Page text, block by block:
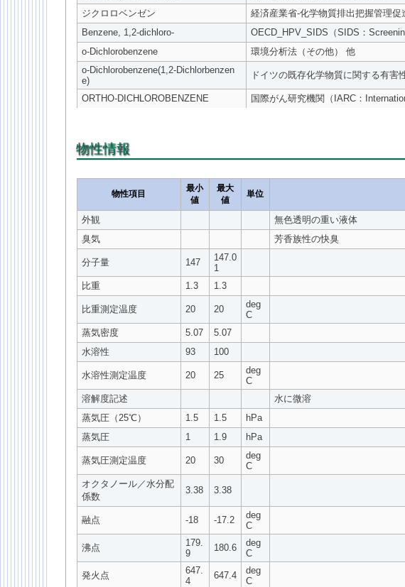
ジクロロベンゼン
経済産業省-化学物質排出把握管理促
Benzene, 1,2-dichloro-
OECD_HPV_SIDS（SIDS：
o-Dichlorobenzene
環境分析法（その他） 他
o-Dichlorobenzene(1,2-Dichlorbenzen
e)
ドイツの既存化学物質に関する有害
ORTHO-DICHLOROBENZENE 国際がん研究機関（IARC：
物性情報
物性項目
最小
値
最大
値
単位
外観 無色透明の重い液体
臭気
芳香族性の快臭
分子量 147
147.0
1
比重 1.3 1.3
比重測定温度 20 20
deg
C
蒸気密度 5.07 5.07
水溶性
93 100
水溶性測定温度 20 25
deg
C
溶解度記述 水に微溶
蒸気圧（25℃）
1.5 1.5 hPa
蒸気圧
1 1.9 hPa
蒸気圧測定温度 20 30
deg
C
オクタノール／水分配
係数
3.38 3.38
融点 -18 -17.2
deg
C
沸点
179.
9
180.6
deg
C
発火点
647.
4
647.4
deg
C